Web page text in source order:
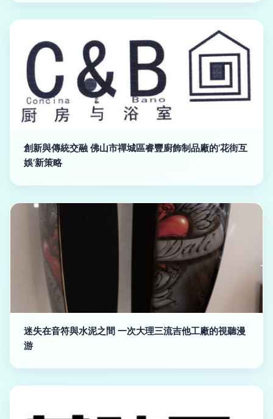
創新與傳統交融 佛山市禪城區睿豐廚飾制品廠的‘花街互
娛’新策略
迷失在音符與水泥之間 一次大理三流吉他工廠的視聽漫
游